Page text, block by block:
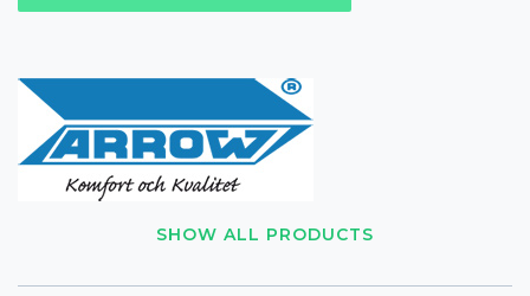
SHOW ALL PRODUCTS